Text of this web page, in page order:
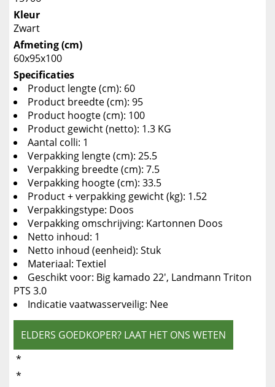
Kleur
Zwart
Afmeting (cm)
60x95x100
Specificaties
Product lengte (cm): 60
Product breedte (cm): 95
Product hoogte (cm): 100
Product gewicht (netto): 1.3 KG
Aantal colli: 1
Verpakking lengte (cm): 25.5
Verpakking breedte (cm): 7.5
Verpakking hoogte (cm): 33.5
Product + verpakking gewicht (kg): 1.52
Verpakkingstype: Doos
Verpakking omschrijving: Kartonnen Doos
Netto inhoud: 1
Netto inhoud (eenheid): Stuk
Materiaal: Textiel
Geschikt voor: Big kamado 22', Landmann Triton
PTS 3.0
Indicatie vaatwasserveilig: Nee
ELDERS GOEDKOPER? LAAT HET ONS WETEN
*
*